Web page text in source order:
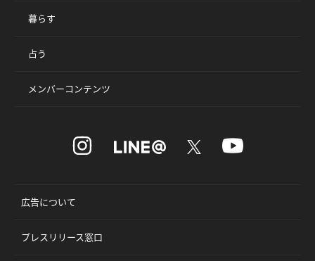
暮らす
占う
メンバーコンテンツ
広告について
プレスリリース窓口